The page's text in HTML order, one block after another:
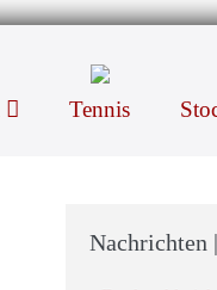
Tennis
Nachrichten